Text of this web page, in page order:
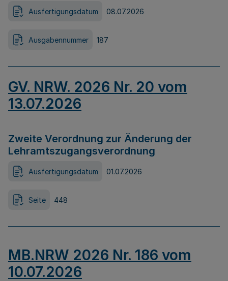
Ausfertigungsdatum 08.07.2026
Ausgabennummer 187
GV. NRW. 2026 Nr. 20 vom
13.07.2026
Zweite Verordnung zur Änderung der
Lehramtszugangsverordnung
Ausfertigungsdatum 01.07.2026
Seite 448
MB.NRW 2026 Nr. 186 vom
10.07.2026